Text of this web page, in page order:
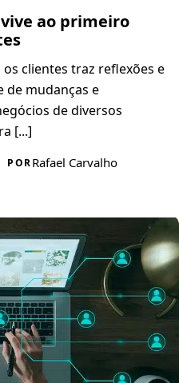
ao primeiro
clientes traz reflexões e
de mudanças e
de diversos
[...]
PORRafael Carvalho